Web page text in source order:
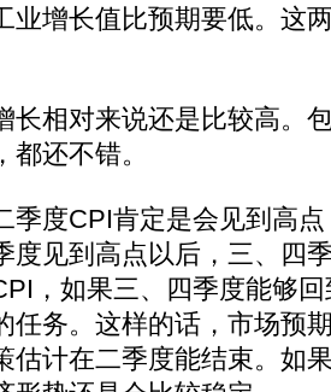
业增长值比预期要低。这
相对来说还是比较高。
还不错。
度CPI肯定是会见到高点
度见到高点以后，三、四
，如果三、四季度能够
任务。这样的话，市场预
估计在二季度能结束。如